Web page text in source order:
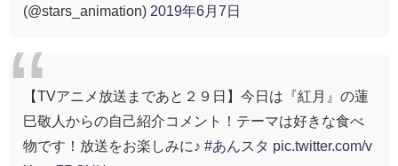
(@stars_animation) 2019年6月7日
【TVアニメ放送まであと２９日】今日は『紅月』の蓮
巳敬人からの自己紹介コメント！テーマは好きな食べ
物です！放送をお楽しみに♪ #あんスタ pic.twitter.com/v